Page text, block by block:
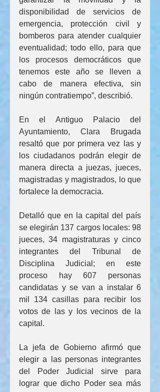
disponibilidad de servicios de
emergencia, protección civil y
bomberos para atender cualquier
eventualidad; todo ello, para que
los procesos democráticos que
tenemos este año se lleven a
cabo de manera efectiva, sin
ningún contratiempo”, describió.
En el Antiguo Palacio del
Ayuntamiento, Clara Brugada
resaltó que por primera vez las y
los ciudadanos podrán elegir de
manera directa a juezas, jueces,
magistradas y magistrados, lo que
fortalece la democracia.
Detalló que en la capital del país
se elegirán 137 cargos locales: 98
jueces, 34 magistraturas y cinco
integrantes del Tribunal de
Disciplina Judicial; en este
proceso hay 607 personas
candidatas y se van a instalar 6
mil 134 casillas para recibir los
votos de las y los vecinos de la
capital.
La jefa de Gobierno afirmó que
elegir a las personas integrantes
del Poder Judicial sirve para
lograr que dicho Poder sea más